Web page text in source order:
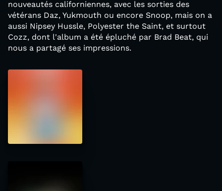
nouveautés californiennes, avec les sorties des
vétérans Daz, Yukmouth ou encore Snoop, mais on a
aussi Nipsey Hussle, Polyester the Saint, et surtout
Cozz, dont l'album a été épluché par Brad Beat, qui
nous a partagé ses impressions.